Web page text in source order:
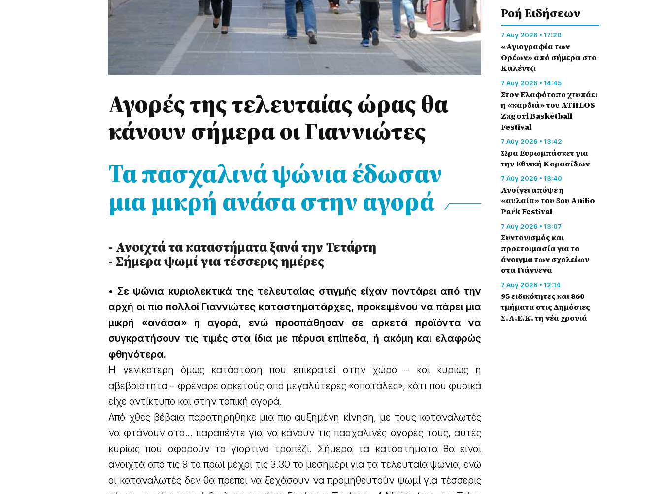
Αγορές της τελευταίας ώρας θα
κάνουν σήμερα οι Γιαννιώτες
Τα πασχαλινά ψώνια έδωσαν
μια μικρή ανάσα στην αγορά
- Ανοιχτά τα καταστήματα ξανά την Τετάρτη
- Σήμερα ψωμί για τέσσερις ημέρες
• Σε ψώνια κυριολεκτικά της τελευταίας στιγμής είχαν ποντάρει από την
αρχή οι πιο πολλοί Γιαννιώτες καταστηματάρχες, προκειμένου να πάρει μια
μικρή «ανάσα» η αγορά, ενώ προσπάθησαν σε αρκετά προϊόντα να
συγκρατήσουν τις τιμές στα ίδια με πέρυσι επίπεδα, ή ακόμη και ελαφρώς
φθηνότερα.
Η γενικότερη όμως κατάσταση που επικρατεί στην χώρα – και κυρίως η
αβεβαιότητα – φρέναρε αρκετούς από μεγαλύτερες «σπατάλες», κάτι που φυσικά
είχε αντίκτυπο και στην τοπική αγορά.
Από χθες βέβαια παρατηρήθηκε μια πιο αυξημένη κίνηση, με τους καταναλωτές
να φτάνουν στο… παραπέντε για να κάνουν τις πασχαλινές αγορές τους, αυτές
κυρίως που αφορούν το γιορτινό τραπέζι. Σήμερα τα καταστήματα θα είναι
ανοιχτά από τις 9 το πρωί μέχρι τις 3.30 το μεσημέρι για τα τελευταία ψώνια, ενώ
οι καταναλωτές δεν θα πρέπει να ξεχάσουν να προμηθευτούν ψωμί για τέσσερις
Ροή Eιδήσεων
7 Αύγ 2026 • 17:20
«Αγιογραφία των
Ορέων» από σήμερα στο
Καλέντζι
7 Αύγ 2026 • 14:45
Στον Ελαφότοπο χτυπάει
η «καρδιά» του ATHLOS
Zagori Basketball
Festival
7 Αύγ 2026 • 13:42
Ώρα Ευρωμπάσκετ για
την Εθνική Κορασίδων
7 Αύγ 2026 • 13:40
Ανοίγει απόψε η
«αυλαία» του 3ου Anilio
Park Festival
7 Αύγ 2026 • 13:07
Συντονισμός και
προετοιμασία για το
άνοιγμα των σχολείων
στα Γιάννενα
7 Αύγ 2026 • 12:14
95 ειδικότητες και 860
τμήματα στις Δημόσιες
Σ.Α.Ε.Κ. τη νέα χρονιά